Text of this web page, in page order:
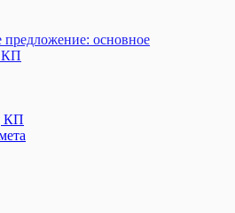
предложение: основное
КП
КП